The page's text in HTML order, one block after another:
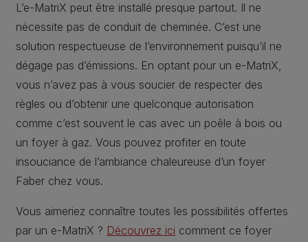
L’e-MatriX peut être installé presque partout. Il ne
nécessite pas de conduit de cheminée. C’est une
solution respectueuse de l’environnement puisqu’il ne
dégage pas d’émissions. En optant pour un e-MatriX,
vous n’avez pas à vous soucier de respecter des
règles ou d’obtenir une quelconque autorisation
comme c’est souvent le cas avec un poêle à bois ou
un foyer à gaz. Vous pouvez profiter en toute
insouciance de l’ambiance chaleureuse d’un foyer
Faber chez vous.
Vous aimeriez connaître toutes les possibilités offertes
par un e-MatriX ? Découvrez ici comment ce foyer